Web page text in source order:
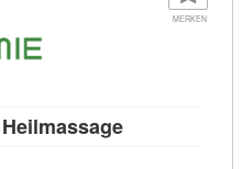
MERKEN
Kursdetail: